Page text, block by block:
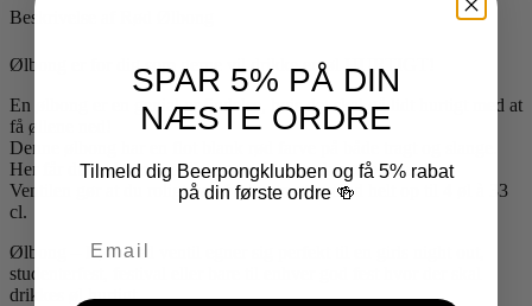
Beskrivelse af Rød Ølbong
Ølbong er for dig som gerne vil drikke en øl HURTIGT!
En ølbong er en genial opfindelse, hvis det skal gå lidt hurtigt med at
få øllene ned!
Denne ølbong har en flot blank rød farve på både tragt og slange.
Her får du en komplet ølbong med tragt, slange og ventil.
Ventilen gør at du roligt kan fylden tragten med helt op til 4 øl à 33
cl.
Ølbong – Rød med ventil egner sig perfekt til en girls night out,
studenterfest, festival eller bare til enhver god fest hvor der skal
drikkes øl hurtigt.
SPAR 5% PÅ DIN
NÆSTE ORDRE
Tilmeld dig Beerpongklubben og få 5% rabat
på din første ordre 🍻